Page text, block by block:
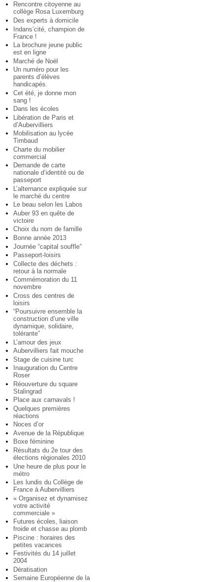
Rencontre citoyenne au
collège Rosa Luxemburg
Des experts à domicile
Indans’cité, champion de
France !
La brochure jeune public
est en ligne
Marché de Noël
Un numéro pour les
parents d’élèves
handicapés.
Cet été, je donne mon
sang !
Dans les écoles
Libération de Paris et
d’Aubervilliers
Mobilisation au lycée
Timbaud
Charte du mobilier
commercial
Demande de carte
nationale d’identité ou de
passeport
L’alternance expliquée sur
le marché du centre
Le beau selon les Labos
Auber 93 en quête de
victoire
Choix du nom de famille
Bonne année 2013
Journée “capital souffle”
Passeport-loisirs
Collecte des déchets :
retour à la normale
Commémoration du 11
novembre
Cross des centres de
loisirs
“Poursuivre ensemble la
construction d’une ville
dynamique, solidaire,
tolérante”
L’amour des jeux
Aubervilliers fait mouche
Stage de cuisine turc
Inauguration du Centre
Roser
Réouverture du square
Stalingrad
Place aux carnavals !
Quelques premières
réactions
Noces d’or
Avenue de la République
Boxe féminine
Résultats du 2e tour des
élections régionales 2010
Une heure de plus pour le
métro
Les lundis du Collège de
France à Aubervilliers
« Organisez et dynamisez
votre activité
commerciale »
Futures écoles, liaison
froide et chasse au plomb
Piscine : horaires des
petites vacances
Festivités du 14 juillet
2004
Dératisation
Semaine Européenne de la